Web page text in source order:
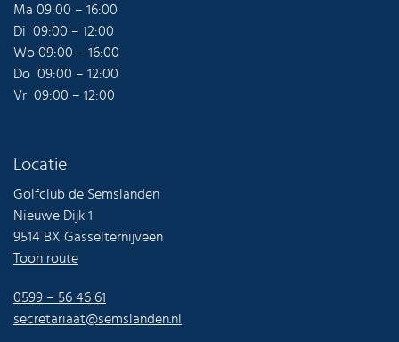
Ma 09:00 – 16:00
Di 09:00 – 12:00
Wo 09:00 – 16:00
Do 09:00 – 12:00
Vr 09:00 – 12:00
Locatie
Golfclub de Semslanden
Nieuwe Dijk 1
9514 BX Gasselternijveen
Toon route
0599 – 56 46 61
secretariaat@semslanden.nl